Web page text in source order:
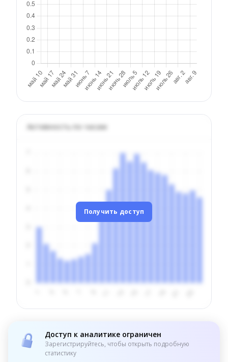
Активность по часам
Получить доступ
Доступ к аналитике ограничен
Зарегистрируйтесь, чтобы открыть подробную
статистику